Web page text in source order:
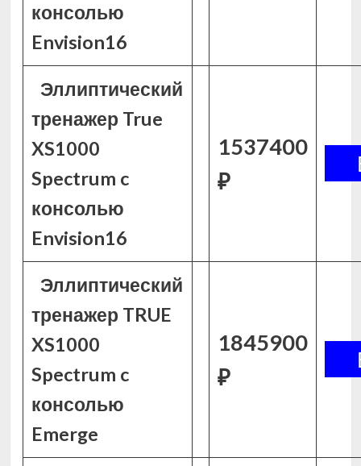
консолью
Envision16
Эллиптический
тренажер True
XS1000
Spectrum c
консолью
Envision16
1537400
₽
Эллиптический
тренажер TRUE
XS1000
Spectrum c
консолью
Emerge
1845900
₽